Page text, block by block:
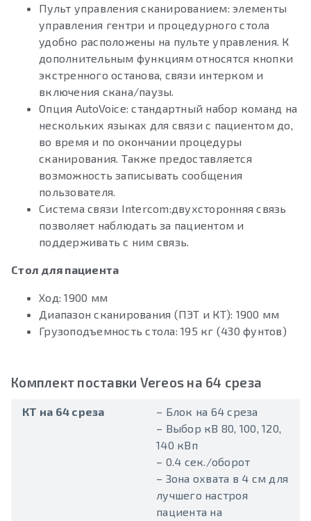
Пульт управления сканированием: элементы
управления гентри и процедурного стола
удобно расположены на пульте управления. К
дополнительным функциям относятся кнопки
экстренного останова, связи интерком и
включения скана/паузы.
Опция AutoVoice: стандартный набор команд на
нескольких языках для связи с пациентом до,
во время и по окончании процедуры
сканирования. Также предоставляется
возможность записывать сообщения
пользователя.
Система связи Intercom:двухсторонняя связь
позволяет наблюдать за пациентом и
поддерживать с ним связь.
Стол для пациента
Ход: 1900 мм
Диапазон сканирования (ПЭТ и КТ): 1900 мм
Грузоподъемность стола: 195 кг (430 фунтов)
Комплект поставки Vereos на 64 среза
КТ на 64 среза
– Блок на 64 среза
– Выбор кВ 80, 100, 120,
140 кВп
– 0.4 сек./оборот
– Зона охвата в 4 см для
лучшего настроя
пациента на